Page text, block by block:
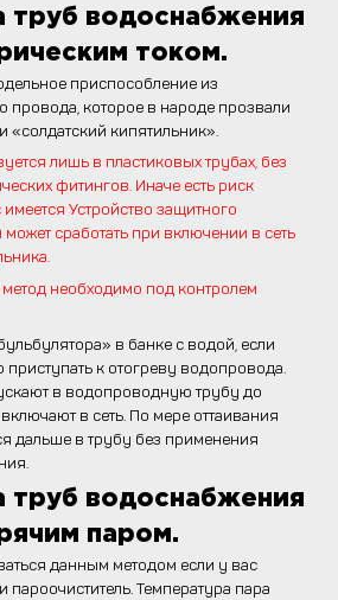
труб водоснабжения
током.
приспособление из
провода, которое в народе прозвали
«солдатский кипятильник».
лишь в пластиковых трубах, без
фитингов. Иначе есть риск
Устройство защитного
может сработать при включении в сеть
необходимо под контролем
в банке с водой, если
приступать к отогреву водопровода.
в водопроводную трубу до
в сеть. По мере оттаивания
дальше в трубу без применения
труб водоснабжения
паром.
данным методом если у вас
пароочиститель. Температура пара